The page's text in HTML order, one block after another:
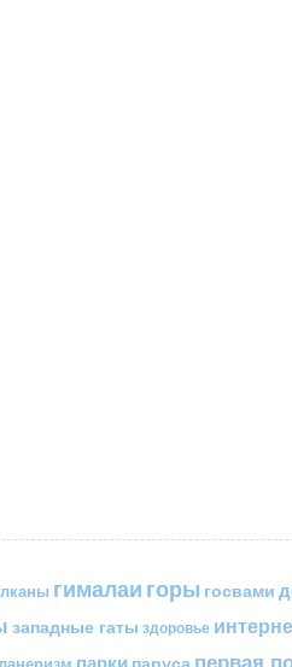
гималаи горы госвами
западные гаты здоровье
парки паруса первая